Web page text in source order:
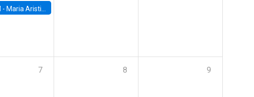
- Maria Aristizabal-Ramirez, FED Board
7 8 9